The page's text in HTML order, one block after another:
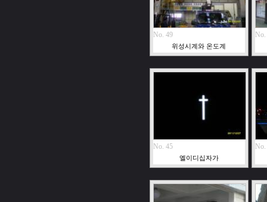
No. 49
위성시계와 온도계
No. 45
엘이디십자가